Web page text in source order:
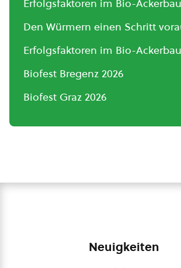
Erfolgsfaktoren im Bio-Ackerbau
Den Würmern einen Schritt
Erfolgsfaktoren im Bio-Ackerbau
Biofest Bregenz 2026
Biofest Graz 2026
Neuigkeiten